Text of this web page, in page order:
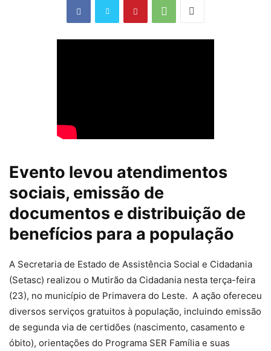
Evento levou atendimentos
sociais, emissão de
documentos e distribuição de
benefícios para a população
A Secretaria de Estado de Assistência Social e Cidadania
(Setasc) realizou o Mutirão da Cidadania nesta terça-feira
(23), no município de Primavera do Leste. A ação ofereceu
diversos serviços gratuitos à população, incluindo emissão
de segunda via de certidões (nascimento, casamento e
óbito), orientações do Programa SER Família e suas